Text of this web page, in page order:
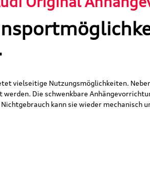
vielseitige Nutzungsmöglichkeiten.
Die schwenkbare
kann sie wieder mechanisch